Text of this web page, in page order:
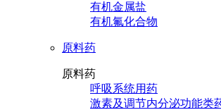
有机金属盐
有机氟化合物
原料药
原料药
呼吸系统用药
激素及调节内分泌功能类